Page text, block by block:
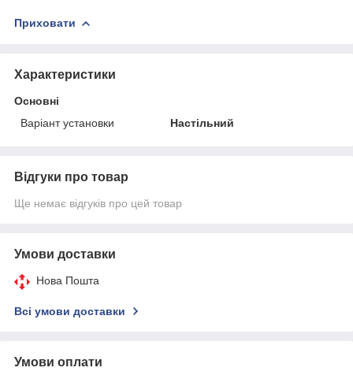
Приховати
Характеристики
Основні
Варіант установки
Настільний
Відгуки про товар
Ще немає відгуків про цей товар
Умови доставки
Нова Пошта
Всі умови доставки
Умови оплати